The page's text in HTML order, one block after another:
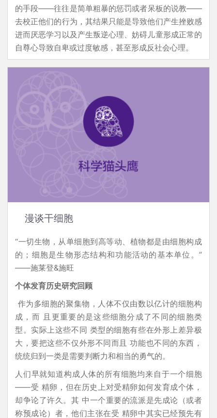
的手段——往往是简单粗暴的惩罚或者呆板的说教——
去校正他们的行为，其结果只能是导致他们产生挫败感
进而厌恶学习以及产生叛逆心理、妨碍儿童形成正常的
自尊心导致自卑或过度敏感，甚至形成反社会心理。
漫谈干细胞
“一切生物，从单细胞到高等动、植物都是由细胞构成
的；细胞是生物形态结构和功能活动的基本单位。”
——施莱登&施旺
个体发育历史研究回顾
作为多细胞的聚集物，人体不仅由数以亿计的细胞构
成，而 且更重要的是这些细胞分成了不同的细胞类
型。实际上这些不同 类型的细胞有些在外形上差异极
大，要把这些不仅外形不同而且 功能也不同的东西，
统统归到一类是需要判断力和相当的勇气的。
人们早就知道构成人体的所有细胞均来自于一个细胞
——受 精卵，但在历史上对受精卵如何发育成个体，
却争论了许久。其 中一个重要的流派是先成论（或者
称预成论）者，他们主张在受 精卵中其实已经预先有